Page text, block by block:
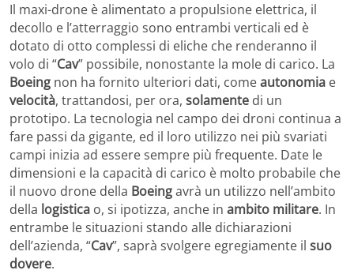
Il maxi-drone è alimentato a propulsione elettrica, il
decollo e l’atterraggio sono entrambi verticali ed è
dotato di otto complessi di eliche che renderanno il
volo di “Cav” possibile, nonostante la mole di carico. La
Boeing non ha fornito ulteriori dati, comeautonomia e
velocità, trattandosi, per ora, solamente di un
prototipo. La tecnologia nel campo dei droni continua a
fare passi da gigante, ed il loro utilizzo nei più svariati
campi inizia ad essere sempre più frequente. Date le
dimensioni e la capacità di carico è molto probabile che
il nuovo drone della Boeingavrà un utilizzo nell’ambito
della logistica o, si ipotizza, anche in ambito militare. In
entrambe le situazioni stando alle dichiarazioni
dell’azienda, “Cav”, saprà svolgere egregiamente il suo
dovere.